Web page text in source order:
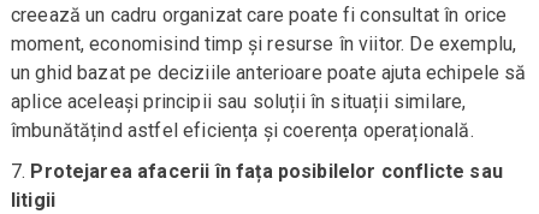
creează un cadru organizat care poate fi consultat în orice
moment, economisind timp și resurse în viitor. De exemplu,
un ghid bazat pe deciziile anterioare poate ajuta echipele să
aplice aceleași principii sau soluții în situații similare,
îmbunătățind astfel eficiența și coerența operațională.
Protejarea afacerii în fața posibilelor conflicte sau
litigii